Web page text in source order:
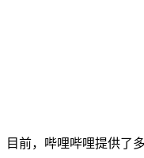
目前，哔哩哔哩提供了